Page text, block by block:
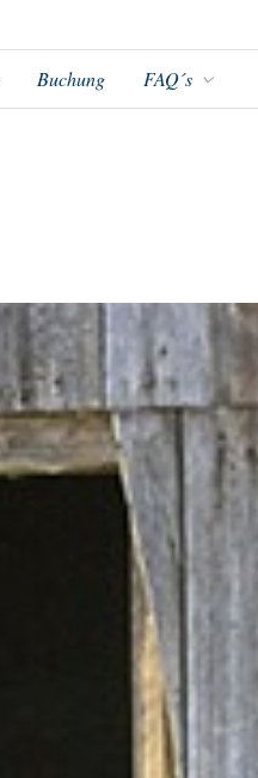
Buchung FAQ´s